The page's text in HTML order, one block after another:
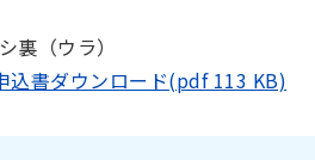
裏（ウラ）
込書ダウンロード(pdf 113 KB)